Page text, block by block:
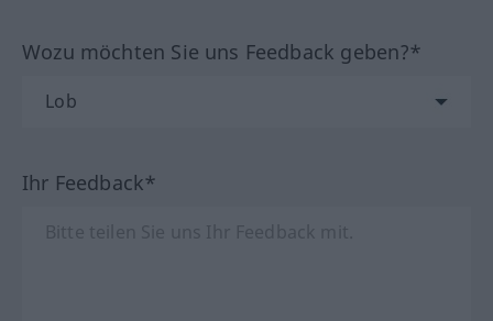
Wozu möchten Sie uns Feedback geben?*
Ihr Feedback*